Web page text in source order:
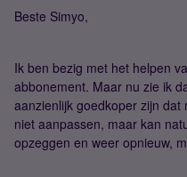
Beste Simyo,
Ik ben bezig met het helpen
abbonement. Maar nu zie ik
aanzienlijk goedkoper zijn
niet aanpassen, maar kan
opzeggen en weer opnieuw,